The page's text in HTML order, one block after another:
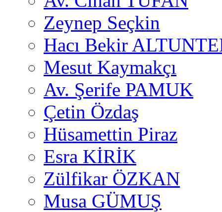
Zeynep Seçkin
Hacı Bekir
Mesut Kaymakçı
Av. Şerife PAMUK
Çetin Özdaş
Hüsamettin Piraz
Esra KİRİK
Zülfikar ÖZKAN
Musa GÜMUŞ